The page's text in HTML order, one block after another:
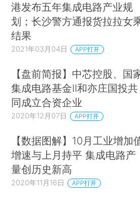
港发布五年集成电路产业规
划；长沙警方通报货拉拉女
结果
2021年03月04日 APP打开
【盘前简报】中芯控股、国
集成电路基金II和亦庄国投共
同成立合资企业
2020年12月07日 APP打开
【数据图解】10月工业增加
增速与上月持平 集成电路产
量创历史新高
2020年11月16日 APP打开